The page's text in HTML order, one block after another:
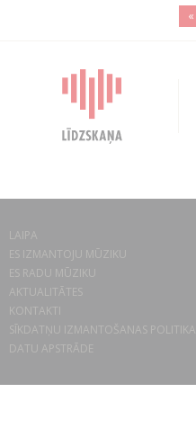
«
LAIPA
ES IZMANTOJU MŪZIKU
ES RADU MŪZIKU
AKTUALITĀTES
KONTAKTI
SĪKDATŅU IZMANTOŠANAS POLITIKA
DATU APSTRĀDE